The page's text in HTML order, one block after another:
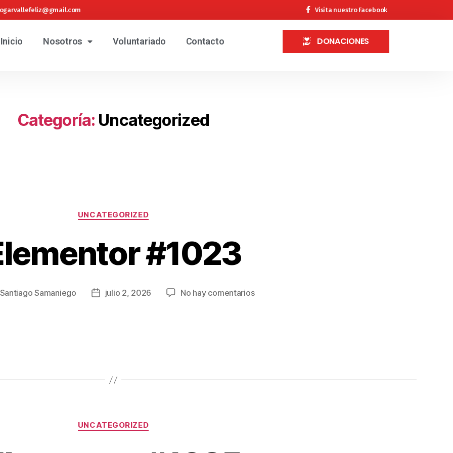
Visita nuestro Facebook
Inicio Nosotros Voluntariado Contacto DONACIONES
Categoría: Uncategorized
UNCATEGORIZED
#1023
Santiago Samaniego julio 2, 2026 No hay comentarios
UNCATEGORIZED